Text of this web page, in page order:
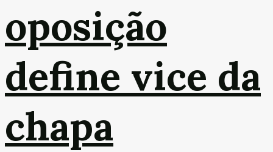
oposição
define vice da
chapa